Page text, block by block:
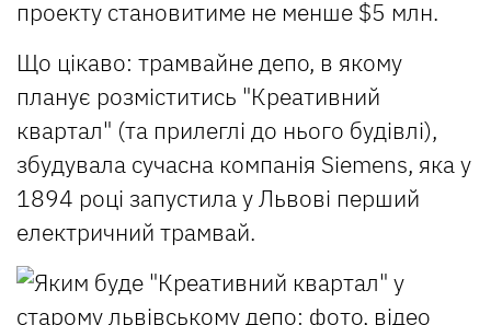
проекту становитиме не менше $5 млн.
Що цікаво: трамвайне депо, в якому
планує розміститись "Креативний
квартал" (та прилеглі до нього будівлі),
збудувала сучасна компанія Siemens, яка у
1894 році запустила у Львові перший
електричний трамвай.